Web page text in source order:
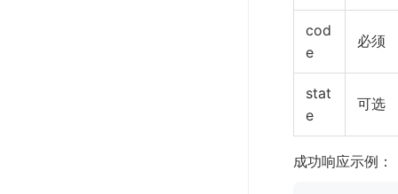
cod
e
必须
stat
e
可选
成功响应示例：